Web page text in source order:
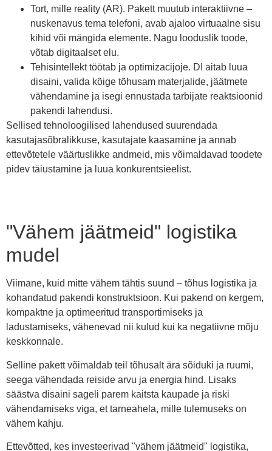
Tort, mille reality (AR). Pakett muutub interaktiivne –
nuskenavus tema telefoni, avab ajaloo virtuaalne sisu
kihid või mängida elemente. Nagu looduslik toode,
võtab digitaalset elu.
Tehisintellekt töötab ja optimizacijoje. DI aitab luua
disaini, valida kõige tõhusam materjalide, jäätmete
vähendamine ja isegi ennustada tarbijate reaktsioonid
pakendi lahendusi.
Sellised tehnoloogilised lahendused suurendada
kasutajasõbralikkuse, kasutajate kaasamine ja annab
ettevõtetele väärtuslikke andmeid, mis võimaldavad toodete
pidev täiustamine ja luua konkurentsieelist.
"Vähem jäätmeid" logistika
mudel
Viimane, kuid mitte vähem tähtis suund – tõhus logistika ja
kohandatud pakendi konstruktsioon. Kui pakend on kergem,
kompaktne ja optimeeritud transportimiseks ja
ladustamiseks, vähenevad nii kulud kui ka negatiivne mõju
keskkonnale.
Selline pakett võimaldab teil tõhusalt ära sõiduki ja ruumi,
seega vähendada reiside arvu ja energia hind. Lisaks
säästva disaini sageli parem kaitsta kaupade ja riski
vähendamiseks viga, et tarneahela, mille tulemuseks on
vähem kahju.
Ettevõtted, kes investeerivad "vähem jäätmeid" logistika,